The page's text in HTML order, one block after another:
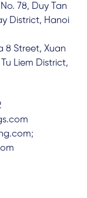
78, Duy Tan
District, Hanoi
8 Street, Xuan
Liem District,